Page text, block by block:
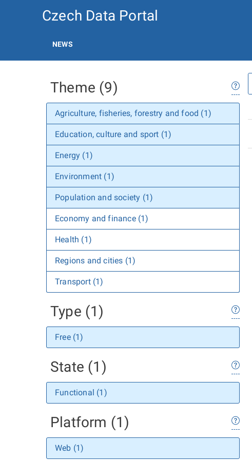
Czech Data Portal
NEWS
Theme (9)
Agriculture, fisheries, forestry and food (1)
Education, culture and sport (1)
Energy (1)
Environment (1)
Population and society (1)
Economy and finance (1)
Health (1)
Regions and cities (1)
Transport (1)
Type (1)
Free (1)
State (1)
Functional (1)
Platform (1)
Web (1)